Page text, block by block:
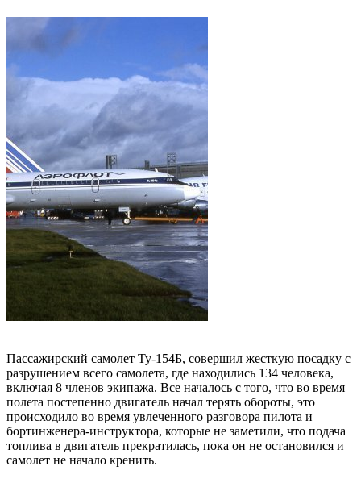
Пассажирский самолет Ту-154Б, совершил жесткую посадку с
разрушением всего самолета, где находились 134 человека,
включая 8 членов экипажа. Все началось с того, что во время
полета постепенно двигатель начал терять обороты, это
происходило во время увлеченного разговора пилота и
бортинженера-инструктора, которые не заметили, что подача
топлива в двигатель прекратилась, пока он не остановился и
самолет не начало кренить.